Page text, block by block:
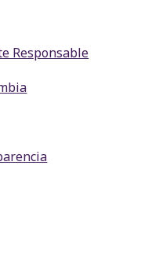
Responsable